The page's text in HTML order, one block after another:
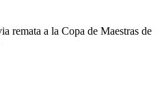
remata a la Copa de Maestras de